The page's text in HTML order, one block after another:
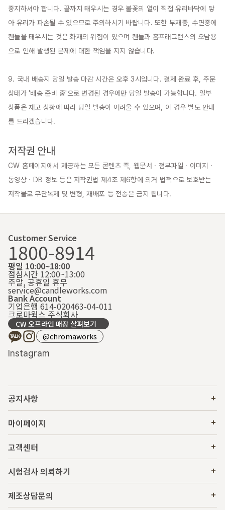
중지하셔야 합니다. 끝까지 태우시는 경우 불꽃의 열이 직접 유리바닥에 닿
아 유리가 파손될 수 있으므로 주의하시기 바랍니다. 또한 부재중, 수면중에
캔들을 태우시는 것은 화재의 위험이 있으며 캔들과 홈프래그런스의 오남용
으로 인해 발생된 문제에 대한 책임을 지지 않습니다.
9. 국내 배송지 당일 발송 마감 시간은 오후 3시입니다. 결제 완료 후, 주문
상태가 '배송 준비 중'으로 변경된 경우에만 당일 발송이 가능합니다. 일부
상품은 재고 상황에 따라 당일 발송이 어려울 수 있으며, 이 경우 별도 안내
를 드리겠습니다.
저작권 안내
CW 홈페이지에서 제공하는 모든 콘텐츠 즉, 웹문서 · 첨부파일 · 이미지 ·
동영상 · DB 정보 등은 저작권법 제4조 제6항에 의거 법적으로 보호받는
저작물로 무단복제 및 변형, 재배포 등 전송은 금지 됩니다.
Customer Service
1800-8914
평일 10:00~18:00
점심시간 12:00~13:00
주말, 공휴일 휴무
service@candleworks.com
Bank Account
기업은행 614-020463-04-011
크로마웍스 주식회사
CW 오프라인 매장 살펴보기
@chromaworks
Instagram
공지사항
마이페이지
고객센터
시험검사 의뢰하기
제조상담문의